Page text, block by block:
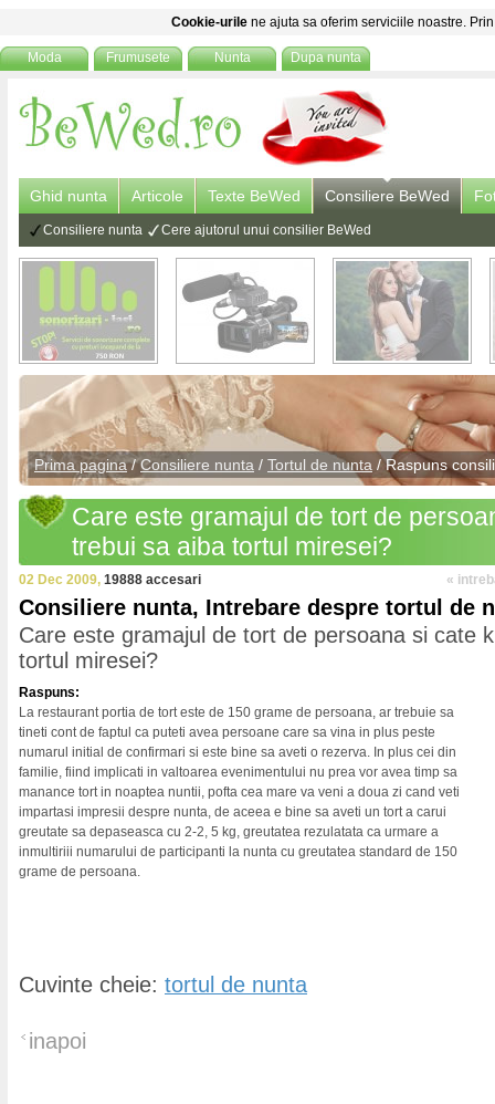
Cookie-urile ne ajuta sa oferim serviciile noastre.
Moda Frumusete Nunta Dupa nunta
Ghid nunta Articole Texte BeWed Consiliere BeWed
Consiliere nunta Cere ajutorul unui consilier BeWed
Prima pagina/Consiliere nunta / Tortul de nunta / Raspuns
Care este gramajul de tort de
trebui sa aiba tortul miresei?
02 Dec 2009, 19888 accesari «
Consiliere nunta, Intrebare despre tortul de
Care este gramajul de tort de persoana si cate
tortul miresei?
Raspuns:
La restaurant portia de tort este de 150 grame de persoana, ar trebuie sa
tineti cont de faptul ca puteti avea persoane care sa vina in plus peste
numarul initial de confirmari si este bine sa aveti o rezerva. In plus cei din
familie, fiind implicati in valtoarea evenimentului nu prea vor avea timp sa
manance tort in noaptea nuntii, pofta cea mare va veni a doua zi cand veti
impartasi impresii despre nunta, de aceea e bine sa aveti un tort a carui
greutate sa depaseasca cu 2-2, 5 kg, greutatea rezulatata ca urmare a
inmultiriii numarului de participanti la nunta cu greutatea standard de 150
grame de persoana.
Cuvinte cheie: tortul de nunta
inapoi